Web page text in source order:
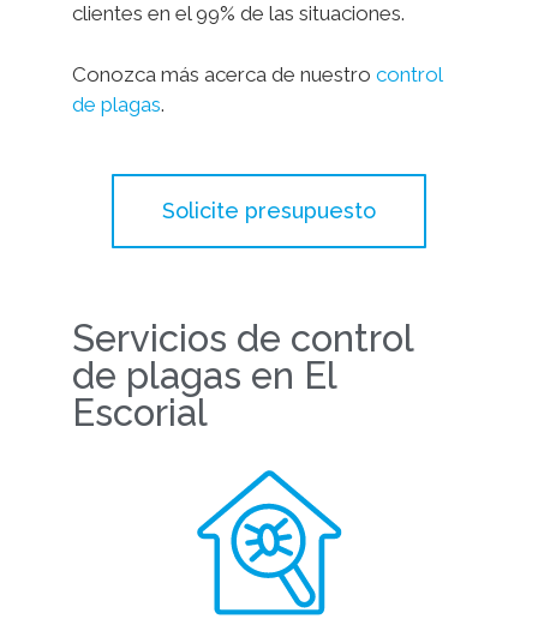
clientes en el 99% de las situaciones.
Conozca más acerca de nuestro control
de plagas.
Solicite presupuesto
Servicios de control
de plagas en El
Escorial